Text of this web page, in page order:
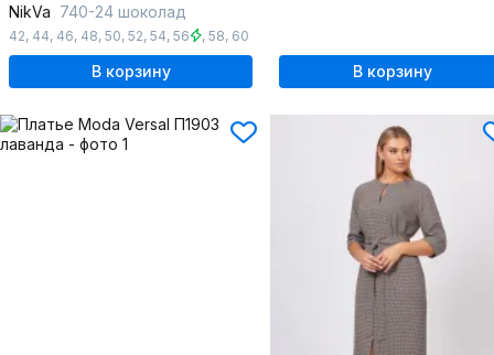
NikVa 740-24 шоколад
42, 44, 46, 48, 50, 52, 54, 56 , 58, 60
В корзину В корзину